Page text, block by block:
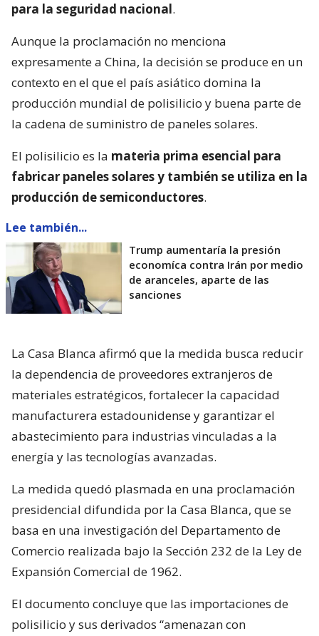
para la seguridad nacional.
Aunque la proclamación no menciona
expresamente a China, la decisión se produce en un
contexto en el que el país asiático domina la
producción mundial de polisilicio y buena parte de
la cadena de suministro de paneles solares.
El polisilicio es la materia prima esencial para
fabricar paneles solares y también se utiliza en la
producción de semiconductores.
Lee también...
Trump aumentaría la presión
economíca contra Irán por medio
de aranceles, aparte de las
sanciones
La Casa Blanca afirmó que la medida busca reducir
la dependencia de proveedores extranjeros de
materiales estratégicos, fortalecer la capacidad
manufacturera estadounidense y garantizar el
abastecimiento para industrias vinculadas a la
energía y las tecnologías avanzadas.
La medida quedó plasmada en una proclamación
presidencial difundida por la Casa Blanca, que se
basa en una investigación del Departamento de
Comercio realizada bajo la Sección 232 de la Ley de
Expansión Comercial de 1962.
El documento concluye que las importaciones de
polisilicio y sus derivados “amenazan con